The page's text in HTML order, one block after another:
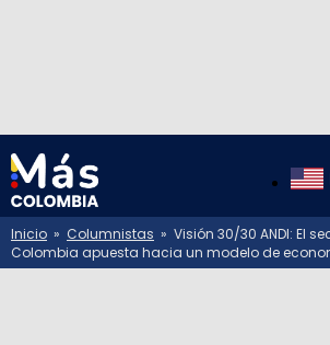
Inicio » Columnistas » Visión 30/30 ANDI: El
Colombia apuesta hacia un modelo de